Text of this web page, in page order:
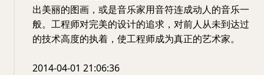
出美丽的图画，或是音乐家用音符连成动人的音乐一
般。工程师对完美的设计的追求，对前人从未到达过
的技术高度的执着，使工程师成为真正的艺术家。
2014-04-01 21:06:36